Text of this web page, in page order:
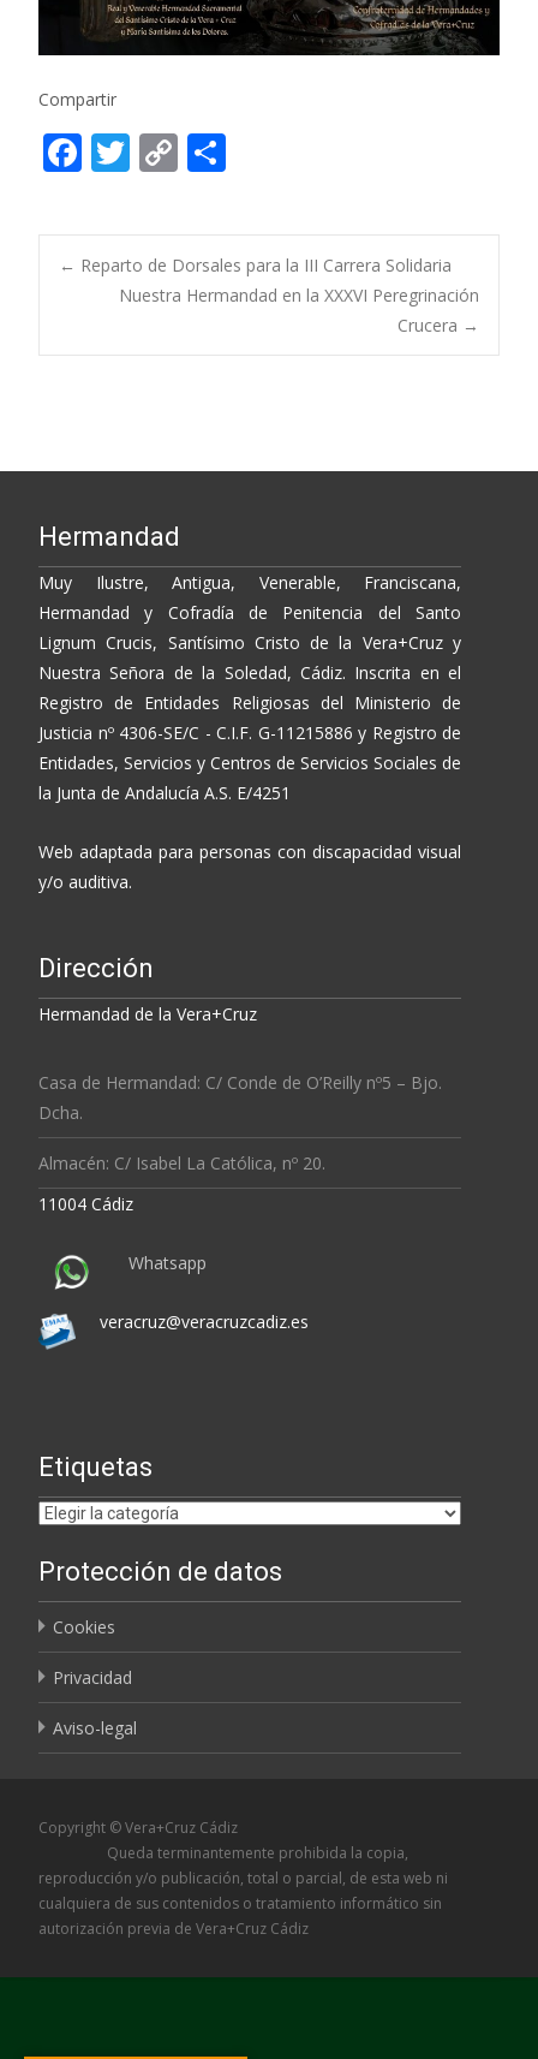
Compartir
F
e
b
o
T
itt
er
C
p
y
Li
n
m
p
ar
ti
Post
navigation
← Reparto de Dorsales para la III Carrera Solidaria
Nuestra Hermandad en la XXXVI Peregrinación
Crucera →
Hermandad
Muy Ilustre, Antigua, Venerable, Franciscana,
Hermandad y Cofradía de Penitencia del Santo
Lignum Crucis, Santísimo Cristo de la Vera+Cruz y
Nuestra Señora de la Soledad, Cádiz. Inscrita en el
Registro de Entidades Religiosas del Ministerio de
Justicia nº 4306-SE/C - C.I.F. G-11215886 y Registro de
Entidades, Servicios y Centros de Servicios Sociales de
la Junta de Andalucía A.S. E/4251
Web adaptada para personas con discapacidad visual
y/o auditiva.
Dirección
Hermandad de la Vera+Cruz
Casa de Hermandad: C/ Conde de O’Reilly nº5 – Bjo.
Dcha.
Almacén: C/ Isabel La Católica, nº 20.
11004 Cádiz
Whatsapp
veracruz@veracruzcadiz.es
Etiquetas
Etiquetas
Protección de datos
Cookies
Privacidad
Aviso-legal
Copyright © Vera+Cruz Cádiz
Queda terminantemente prohibida la copia,
reproducción y/o publicación, total o parcial, de esta web ni
cualquiera de sus contenidos o tratamiento informático sin
autorización previa de Vera+Cruz Cádiz